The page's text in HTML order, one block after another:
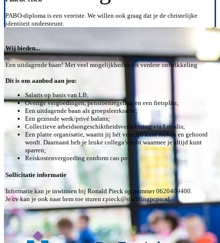
PABO-diploma is een vereiste. We willen ook graag dat je de christelijke
identiteit ondersteunt.
Wij bieden...
Een uitdagende baan! Met veel mogelijkheden tot verdere ontwikkeling
Dit is ons aanbod aan jou:
Salaris op basis van LB;
Overige vergoedingen, pensioenregeling en een fietsplan;
Een uitdagende baan als groepsleerkracht;
Een gezonde werk/privé balans;
Collectieve arbeidsongeschiktheidsverzekering via Loyalis;
Een platte organisatie, waarin jij hét verschil kunt maken en gehoord
wordt. Daarnaast heb je leuke collega’s hebt waarmee je altijd kunt
sparren;
Reiskostenvergoeding conform cao po.
Sollicitatie informatie
Informatie kan je inwinnen bij Ronald Pieck op nummer 0620409400.
Je cv kan je ook naar hem toe sturen r.pieck@stichtingpcpo.nl.